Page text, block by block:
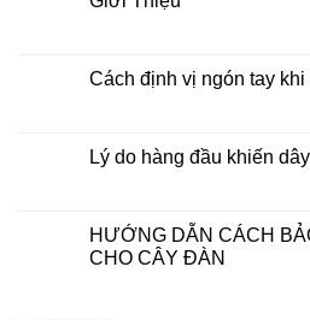
Cách định vị ngón tay
Lý do hàng đầu khiến
HƯỚNG DẪN CÁCH
CHO CÂY ĐÀN